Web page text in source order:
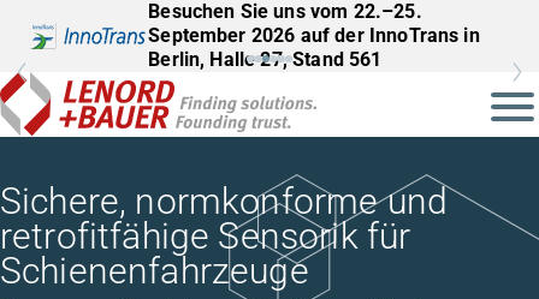
Besuchen Sie uns vom 22.–25.
September 2026 auf der InnoTrans in
Berlin, Halle 27, Stand 561
Sichere, normkonforme und
retrofitfähige Sensorik für
Schienenfahrzeuge